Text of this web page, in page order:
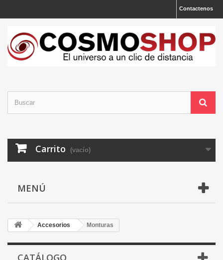
Contactenos
Carrito (vacío)
MENÚ
Accesorios Monturas
CATÁLOGO